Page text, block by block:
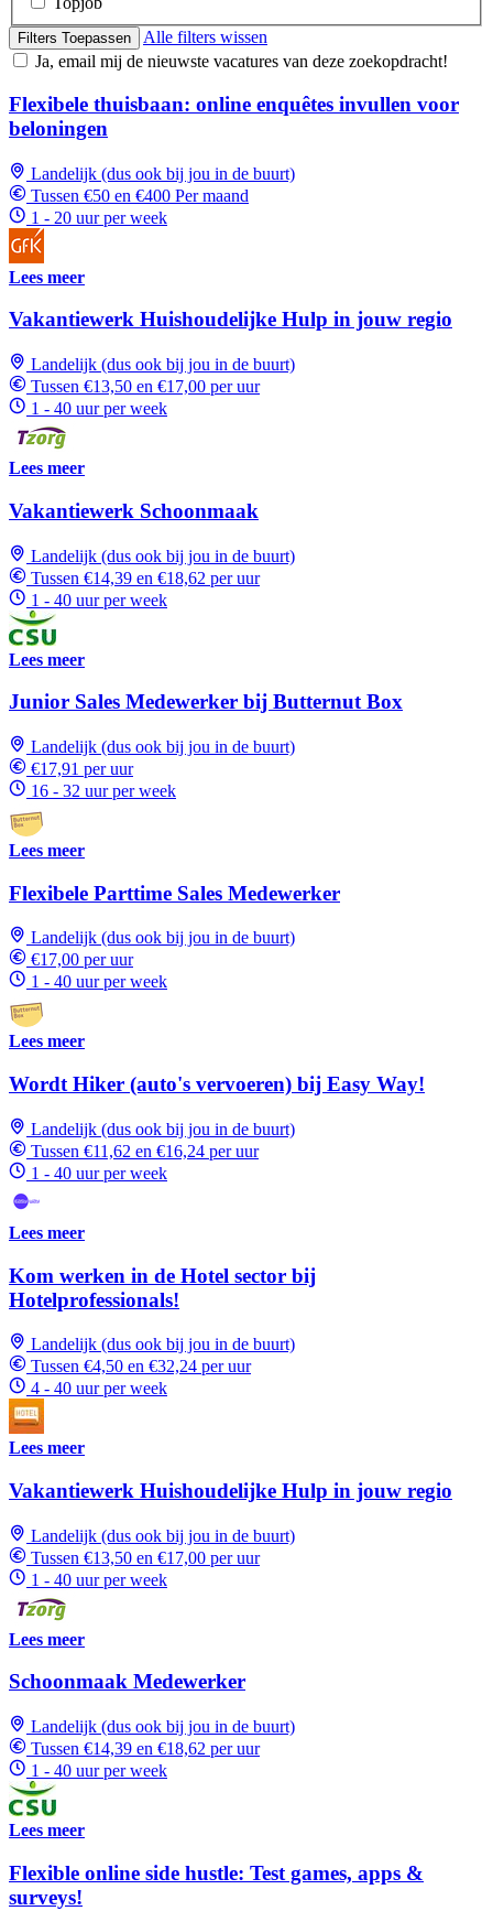
Filters Toepassen
Alle filters wissen
Ja, email mij de nieuwste vacatures van deze zoekopdracht!
Flexibele thuisbaan: online enquêtes invullen voor
beloningen
Landelijk (dus ook bij jou in de buurt)
Tussen €50 en €400 Per maand
1 - 20 uur per week
Lees meer
Vakantiewerk Huishoudelijke Hulp in jouw regio
Landelijk (dus ook bij jou in de buurt)
Tussen €13,50 en €17,00 per uur
1 - 40 uur per week
Lees meer
Vakantiewerk Schoonmaak
Landelijk (dus ook bij jou in de buurt)
Tussen €14,39 en €18,62 per uur
1 - 40 uur per week
Lees meer
Junior Sales Medewerker bij Butternut Box
Landelijk (dus ook bij jou in de buurt)
€17,91 per uur
16 - 32 uur per week
Lees meer
Flexibele Parttime Sales Medewerker
Landelijk (dus ook bij jou in de buurt)
€17,00 per uur
1 - 40 uur per week
Lees meer
Wordt Hiker (auto's vervoeren) bij Easy Way!
Landelijk (dus ook bij jou in de buurt)
Tussen €11,62 en €16,24 per uur
1 - 40 uur per week
Lees meer
Kom werken in de Hotel sector bij
Hotelprofessionals!
Landelijk (dus ook bij jou in de buurt)
Tussen €4,50 en €32,24 per uur
4 - 40 uur per week
Lees meer
Vakantiewerk Huishoudelijke Hulp in jouw regio
Landelijk (dus ook bij jou in de buurt)
Tussen €13,50 en €17,00 per uur
1 - 40 uur per week
Lees meer
Schoonmaak Medewerker
Landelijk (dus ook bij jou in de buurt)
Tussen €14,39 en €18,62 per uur
1 - 40 uur per week
Lees meer
Flexible online side hustle: Test games, apps &
surveys!